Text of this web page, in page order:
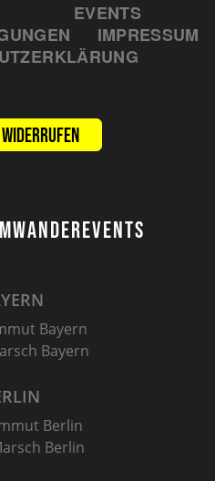
EVENTS
IMPRESSUM
Bayern
Bayern
Berlin
Berlin